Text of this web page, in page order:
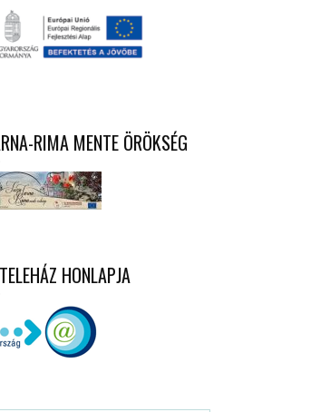
RIMA MENTE ÖRÖKSÉG
HONLAPJA